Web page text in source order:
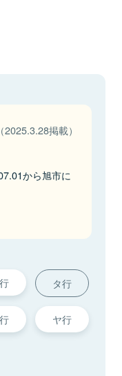
（2025.3.28掲載）
から旭市に
タ行
ヤ行